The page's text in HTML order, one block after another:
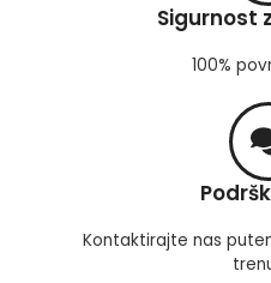
Sigurnost
100%
Kontaktirajte nas